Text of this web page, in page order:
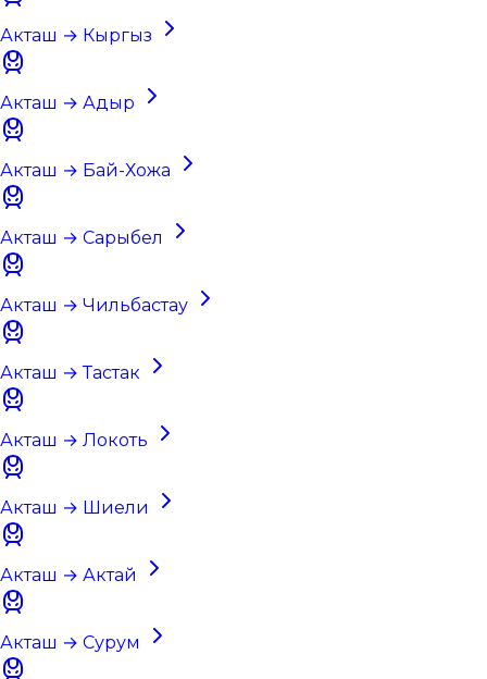
Акташ → Кыргыз
Акташ → Адыр
Акташ → Бай-Хожа
Акташ → Сарыбел
Акташ → Чильбастау
Акташ → Тастак
Акташ → Локоть
Акташ → Шиели
Акташ → Актай
Акташ → Сурум